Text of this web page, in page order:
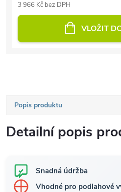
3 966 Kč bez DPH
VLOŽIT
Popis produktu
Detailní popis
Snadná údržba
Vhodné pro podlahové